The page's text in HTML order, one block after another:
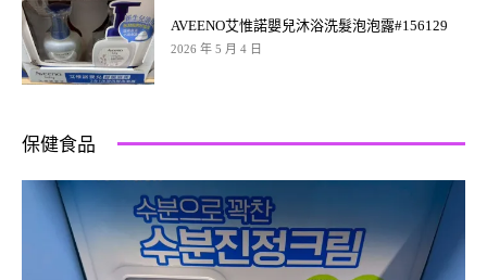
AVEENO艾惟諾嬰兒沐浴洗髮泡泡露#156129
2026 年 5 月 4 日
保健食品